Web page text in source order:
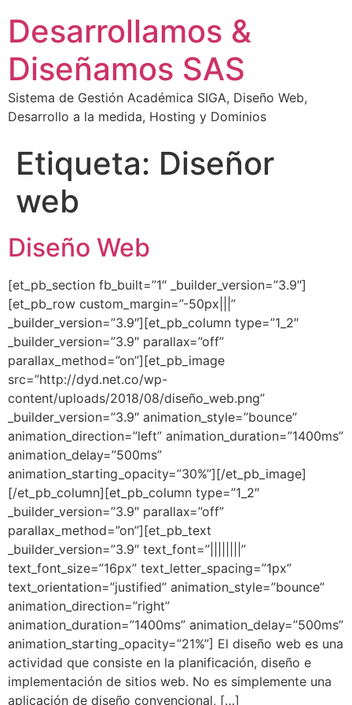
Desarrollamos &
Diseñamos SAS
Sistema de Gestión Académica SIGA, Diseño Web,
Desarrollo a la medida, Hosting y Dominios
Etiqueta: Diseñor
web
Diseño Web
[et_pb_section fb_built=”1″ _builder_version=”3.9″]
[et_pb_row custom_margin=”-50px|||”
_builder_version=”3.9″][et_pb_column type=”1_2″
_builder_version=”3.9″ parallax=”off”
parallax_method=”on”][et_pb_image
src=”http://dyd.net.co/wp-
content/uploads/2018/08/diseño_web.png”
_builder_version=”3.9″ animation_style=”bounce”
animation_direction=”left” animation_duration=”1400ms”
animation_delay=”500ms”
animation_starting_opacity=”30%”][/et_pb_image]
[/et_pb_column][et_pb_column type=”1_2″
_builder_version=”3.9″ parallax=”off”
parallax_method=”on”][et_pb_text
_builder_version=”3.9″ text_font=”||||||||”
text_font_size=”16px” text_letter_spacing=”1px”
text_orientation=”justified” animation_style=”bounce”
animation_direction=”right”
animation_duration=”1400ms” animation_delay=”500ms”
animation_starting_opacity=”21%”] El diseño web es una
actividad que consiste en la planificación, diseño e
implementación de sitios web. No es simplemente una
aplicación de diseño convencional, […]